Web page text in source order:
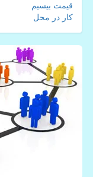
قیمت بیسیم
کار در محل